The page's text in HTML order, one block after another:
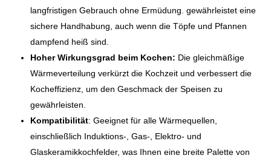
langfristigen Gebrauch ohne Ermüdung. gewährleistet eine
sichere Handhabung, auch wenn die Töpfe und Pfannen
dampfend heiß sind.
Hoher Wirkungsgrad beim Kochen: Die gleichmäßige
Wärmeverteilung verkürzt die Kochzeit und verbessert die
Kocheffizienz, um den Geschmack der Speisen zu
gewährleisten.
Kompatibilität: Geeignet für alle Wärmequellen,
einschließlich Induktions-, Gas-, Elektro- und
Glaskeramikkochfelder, was Ihnen eine breite Palette von